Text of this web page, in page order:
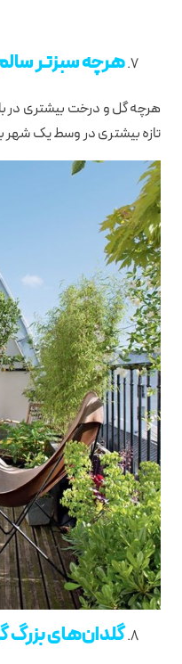
هرچه سبزتر
هرچه گل و درخت بیشتری در
تازه بیشتری در وسط یک شهر
گلدان‌های بزرگ